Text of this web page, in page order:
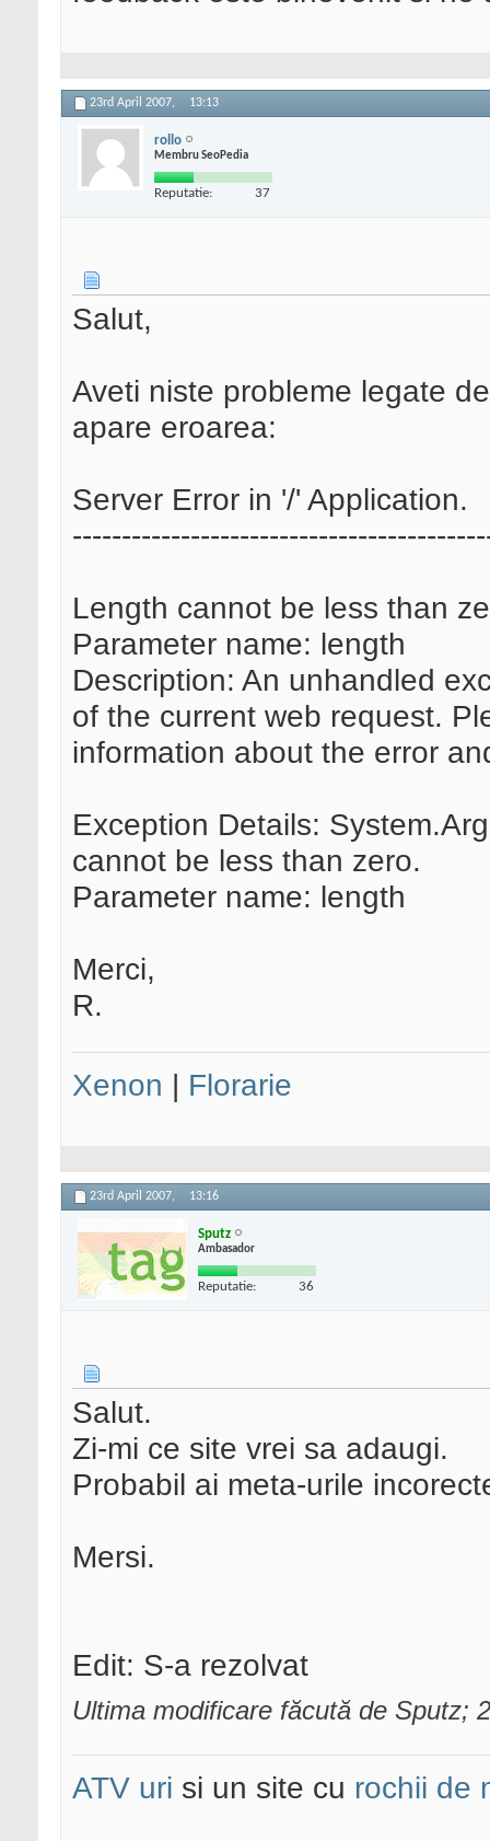
23rd April 2007, 13:13
rollo
Membru SeoPedia
Reputatie: 37
Salut,
Aveti niste probleme legate
apare eroarea:
Server Error in '/' Application.
Length cannot be less than
Parameter name: length
Description: An unhandled
of the current web request.
information about the error
Exception Details:
cannot be less than zero.
Parameter name: length
Merci,
R.
Xenon | Florarie
23rd April 2007, 13:16
Sputz
Ambasador
Reputatie: 36
Salut.
Zi-mi ce site vrei sa adaugi.
Probabil ai meta-urile
Mersi.
Edit: S-a rezolvat
Ultima modificare făcută de Sputz;
ATV uri si un site cu rochii de